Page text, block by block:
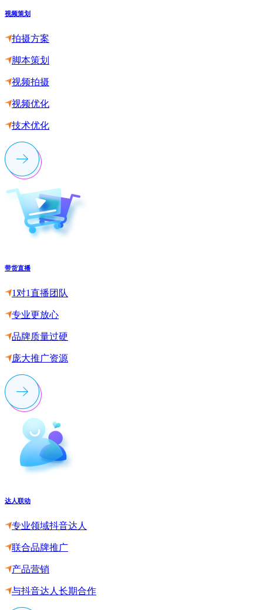
视频策划
拍摄方案
脚本策划
视频拍摄
视频优化
技术优化
带货直播
1对1直播团队
专业更放心
品牌质量过硬
庞大推广资源
达人联动
专业领域抖音达人
联合品牌推广
产品营销
与抖音达人长期合作